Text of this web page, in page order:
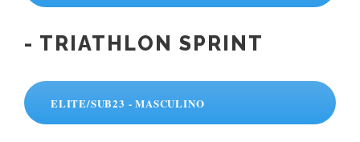
- TRIATHLON SPRINT
ELITE/SUB23 - MASCULINO